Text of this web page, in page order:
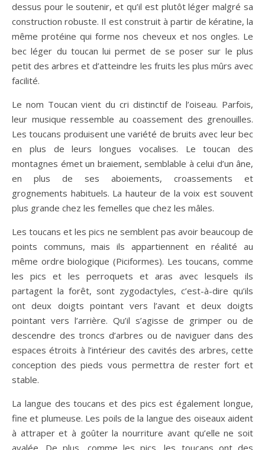
dessus pour le soutenir, et qu’il est plutôt léger malgré sa
construction robuste. Il est construit à partir de kératine, la
même protéine qui forme nos cheveux et nos ongles. Le
bec léger du toucan lui permet de se poser sur le plus
petit des arbres et d’atteindre les fruits les plus mûrs avec
facilité.
Le nom Toucan vient du cri distinctif de l’oiseau. Parfois,
leur musique ressemble au coassement des grenouilles.
Les toucans produisent une variété de bruits avec leur bec
en plus de leurs longues vocalises. Le toucan des
montagnes émet un braiement, semblable à celui d’un âne,
en plus de ses aboiements, croassements et
grognements habituels. La hauteur de la voix est souvent
plus grande chez les femelles que chez les mâles.
Les toucans et les pics ne semblent pas avoir beaucoup de
points communs, mais ils appartiennent en réalité au
même ordre biologique (Piciformes). Les toucans, comme
les pics et les perroquets et aras avec lesquels ils
partagent la forêt, sont zygodactyles, c’est-à-dire qu’ils
ont deux doigts pointant vers l’avant et deux doigts
pointant vers l’arrière. Qu’il s’agisse de grimper ou de
descendre des troncs d’arbres ou de naviguer dans des
espaces étroits à l’intérieur des cavités des arbres, cette
conception des pieds vous permettra de rester fort et
stable.
La langue des toucans et des pics est également longue,
fine et plumeuse. Les poils de la langue des oiseaux aident
à attraper et à goûter la nourriture avant qu’elle ne soit